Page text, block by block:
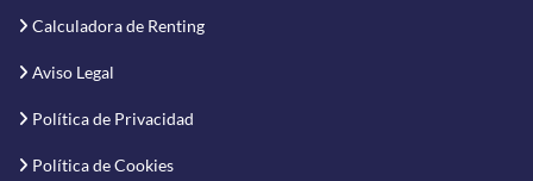
Calculadora de Renting
Aviso Legal
Política de Privacidad
Política de Cookies